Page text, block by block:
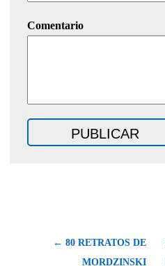
Comentario
← 80 RETRATOS DE
MORDZINSKI